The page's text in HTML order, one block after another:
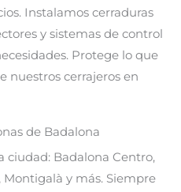
Instalamos cerraduras
y sistemas de control
Protege lo que
nuestros cerrajeros en
de Badalona
ciudad: Badalona Centro,
Montigalà y más. Siempre